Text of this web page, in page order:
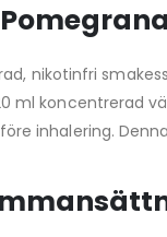
nikotinfri
koncentrerad
inhalering.